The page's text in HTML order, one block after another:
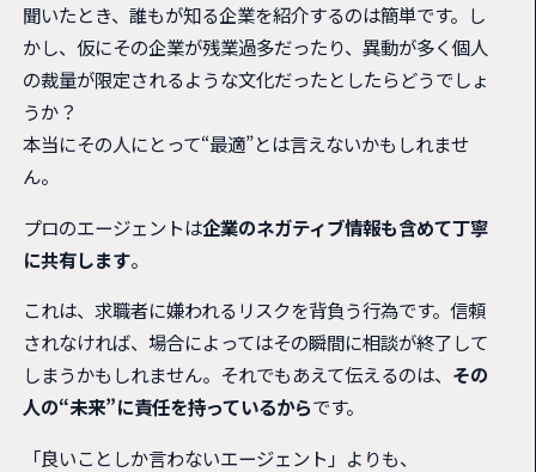
聞いたとき、誰もが知る企業を紹介するのは簡単です。し
かし、仮にその企業が残業過多だったり、異動が多く個人
の裁量が限定されるような文化だったとしたらどうでしょ
うか？
本当にその人にとって“最適”とは言えないかもしれませ
ん。
プロのエージェントは企業のネガティブ情報も含めて丁寧
に共有します。
これは、求職者に嫌われるリスクを背負う行為です。信頼
されなければ、場合によってはその瞬間に相談が終了して
しまうかもしれません。それでもあえて伝えるのは、 その
人の“未来”に責任を持っているからです。
「良いことしか言わないエージェント」よりも、